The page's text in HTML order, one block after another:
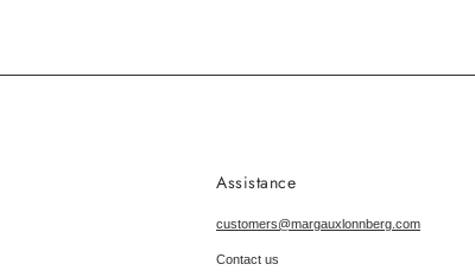
Assistance
customers@margauxlonnberg.com
Contact us